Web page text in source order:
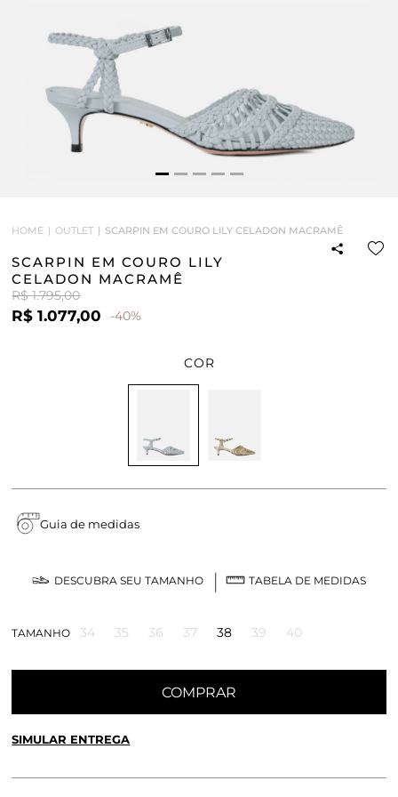
HOME OUTLET SCARPIN EM COURO LILY CELADON MACRAMÊ
SCARPIN EM COURO LILY
CELADON MACRAMÊ
R$ 1.795,00
R$ 1.077,00 -40%
COR
Guia de medidas
DESCUBRA SEU TAMANHO TABELA DE MEDIDAS
TAMANHO 34 35 36 37 38 39 40
COMPRAR
SIMULAR ENTREGA